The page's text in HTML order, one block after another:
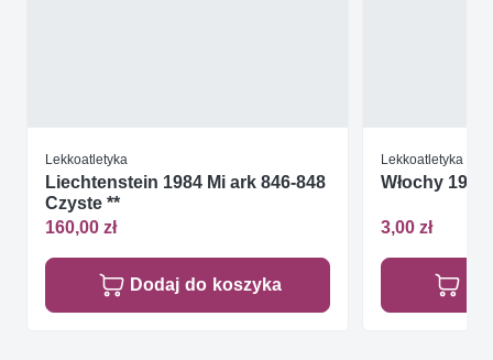
Lekkoatletyka
Liechtenstein 1984 Mi ark 846-848
Czyste **
160,00 zł
Dodaj do koszyka
Lekkoatletyka
Włochy
3,00 zł